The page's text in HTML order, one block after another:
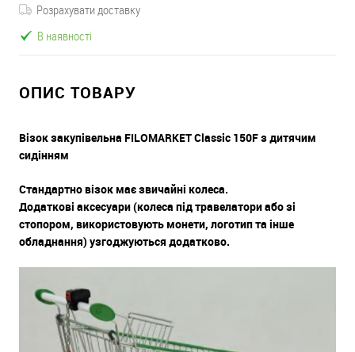
Розрахувати доставку
В наявності
ОПИС ТОВАРУ
Візок закупівельна FILOMARKET Classic 150F з дитячим
сидінням
Стандартно візок має звичайні колеса.
Додаткові аксесуари (колеса під травелатори або зі
стопором, використовують монети, логотип та інше
обладнання) узгоджуються додатково.